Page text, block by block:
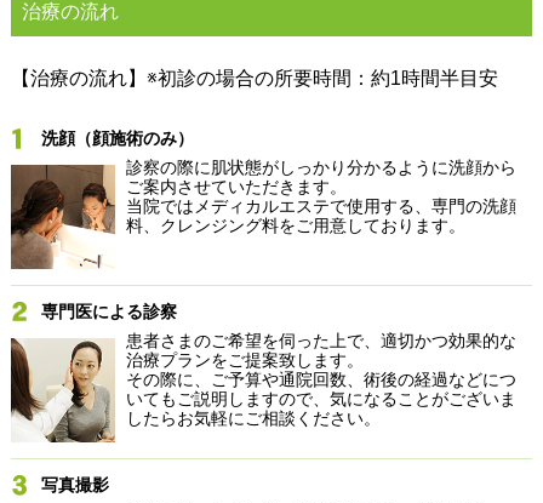
治療の流れ
【治療の流れ】※初診の場合の所要時間：約1時間半目安
洗顔（顔施術のみ）
診察の際に肌状態がしっかり分かるように洗顔から
ご案内させていただきます。
当院ではメディカルエステで使用する、専門の洗顔
料、クレンジング料をご用意しております。
専門医による診察
患者さまのご希望を伺った上で、適切かつ効果的な
治療プランをご提案致します。
その際に、ご予算や通院回数、術後の経過などにつ
いてもご説明しますので、気になることがございま
したらお気軽にご相談ください。
写真撮影